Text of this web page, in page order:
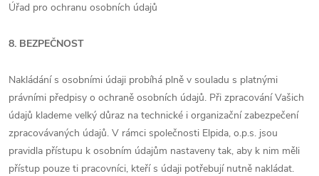
Úřad pro ochranu osobních údajů
8. BEZPEČNOST
Nakládání s osobními údaji probíhá plně v souladu s platnými
právními předpisy o ochraně osobních údajů. Při zpracování Vašich
údajů klademe velký důraz na technické i organizační zabezpečení
zpracovávaných údajů. V rámci společnosti Elpida, o.p.s. jsou
pravidla přístupu k osobním údajům nastaveny tak, aby k nim měli
přístup pouze ti pracovníci, kteří s údaji potřebují nutně nakládat.